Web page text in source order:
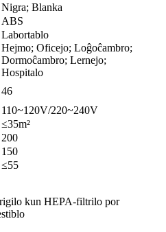
Nigra; Blanka
ABS
Labortablo
Hejmo; Oficejo; Loĝoĉambro;
Dormoĉambro; Lernejo;
Hospitalo
46
110~120V/220~240V
≤35m²
200
150
≤55